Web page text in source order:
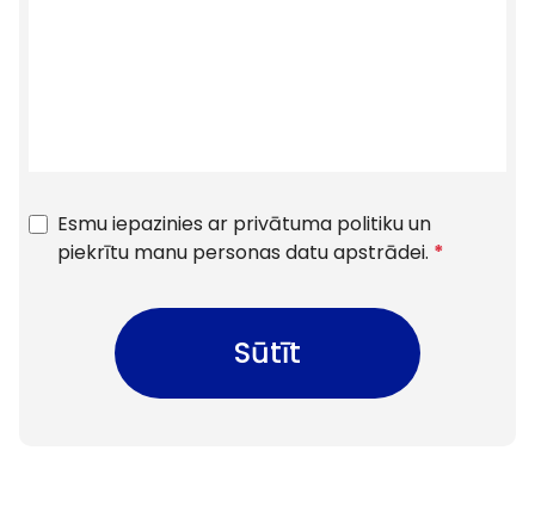
Esmu iepazinies ar privātuma politiku un
piekrītu manu personas datu apstrādei. *
Sūtīt